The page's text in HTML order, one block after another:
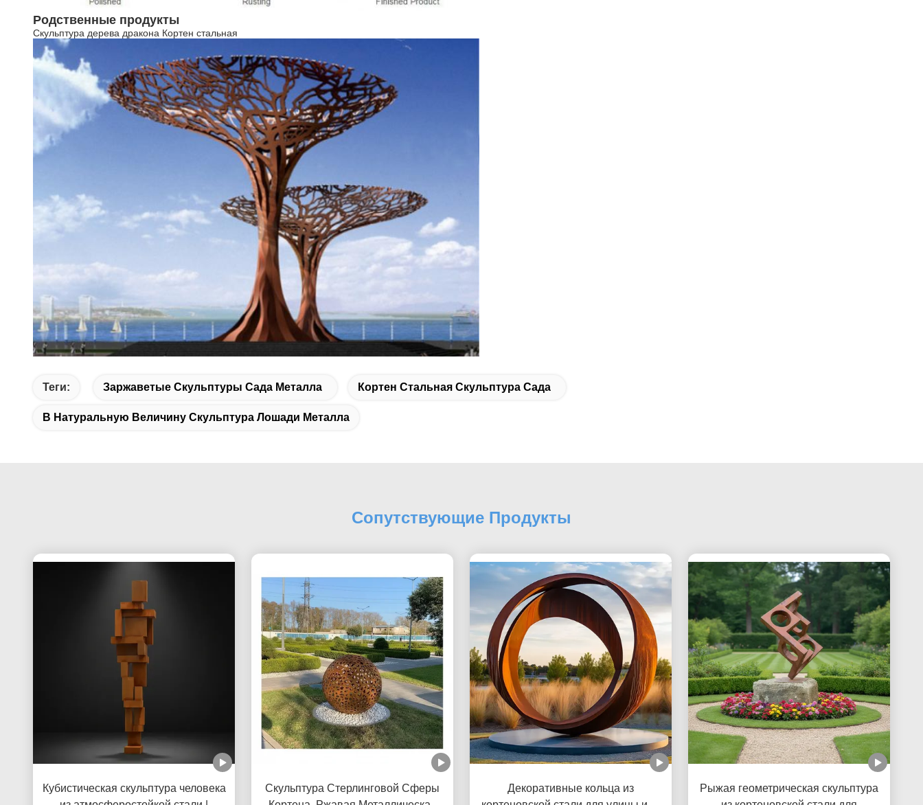
Родственные продукты
Скульптура дерева дракона Кортен стальная
Теги: Заржаветые Скульптуры Сада Металла Кортен Стальная Скульптура Сада
В Натуральную Величину Скульптура Лошади Металла
Сопутствующие Продукты
Кубистическая скульптура человека
Скульптура Стерлинговой Сферы
Декоративные кольца из
Рыжая геометрическая скульптура